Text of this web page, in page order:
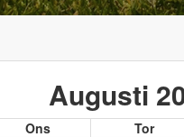
Augusti
Ons Tor